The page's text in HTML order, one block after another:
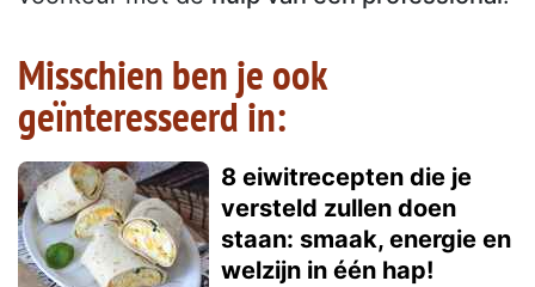
Misschien ben je ook
geïnteresseerd in:
8 eiwitrecepten die je
versteld zullen doen
staan: smaak, energie en
welzijn in één hap!